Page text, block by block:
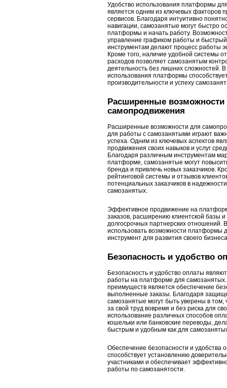
Удобство использования платформы
является одним из ключевых факторов
сервисов. Благодаря интуитивно
навигации, самозанятые могут быстро
платформы и начать работу.
управление графиком работы и
инструментам делают процесс работы
Кроме того, наличие удобной системы
расходов позволяет самозанятым
деятельность без лишних сложностей. В
использования платформы
производительности и успеху
Расширенные
самопродвижения
Расширенные возможности для
для работы с самозанятыми играют
успеха. Одним из ключевых аспектов
продвижения своих навыков и услуг
Благодаря различным инструментам
платформе, самозанятые могут
бренда и привлечь новых заказчиков.
рейтинговой системы и отзывов
потенциальных заказчиков в
самозанятых.
Эффективное продвижение на
заказов, расширению клиентской базы
долгосрочных партнерских отношений.
использовать возможности платформы
инструмент для развития своего
Безопасность и удобство
Безопасность и удобство оплаты
работы на платформе для
преимуществ является обеспечение
выполненные заказы. Благодаря
самозанятые могут быть уверены в том,
за свой труд вовремя и без риска для
использование различных способов
кошельки или банковские переводы,
быстрым и удобным как для
Обеспечение безопасности и удобства
способствует установлению
участниками и обеспечивает
работы по самозанятости.